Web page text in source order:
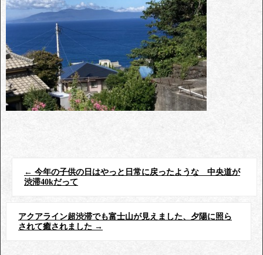
← 今年の子供の日はやっと日常に戻ったような 中央道が
渋滞40kだって
アクアライン超渋滞でも富士山が見えました、夕陽に照ら
されて癒されました →